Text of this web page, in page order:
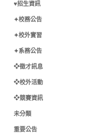
♥招生資訊
✦校務公告
✦校外實習
✦系務公告
❖徵才訊息
❖校外活動
❖競賽資訊
未分類
重要公告